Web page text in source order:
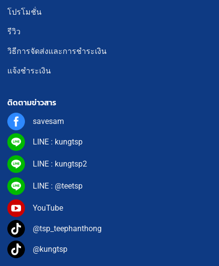
โปรโมชั่น
รีวิว
วิธีการจัดส่งและการชำระเงิน
แจ้งชำระเงิน
ติดตามข่าวสาร
savesam
LINE : kungtsp
LINE : kungtsp2
LINE : @teetsp
YouTube
@tsp_teephanthong
@kungtsp